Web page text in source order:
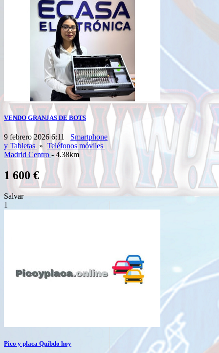
VENDO GRANJAS DE BOTS
9 febrero 2026 6:11
Smartphone
y Tabletas » Teléfonos móviles
Madrid Centro- 4.38km
1 600 €
Salvar
1
Pico y placa Quibdo hoy